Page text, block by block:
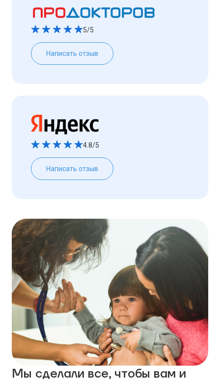
5/5
Написать отзыв
4.8/5
Написать отзыв
Мы сделали все, чтобы вам и